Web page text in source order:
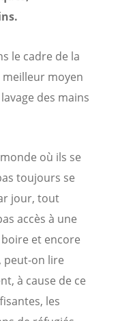
le cadre de la
meilleur moyen
des mains
où ils se
toujours se
jour, tout
accès à une
et encore
peut-on lire
à cause de ce
les